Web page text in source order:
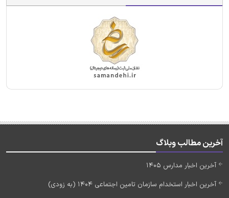
آخرین مطالب وبلاگ
آخرین اخبار مدارس 1405
آخرین اخبار استخدام سازمان تامین اجتماعی 1404 (به زودی)